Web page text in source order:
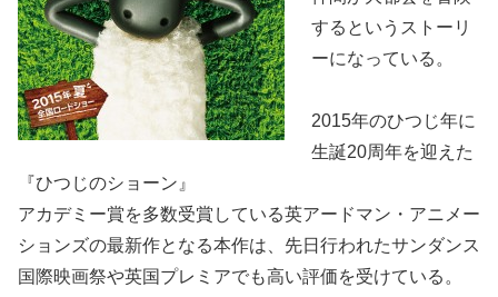
するというストーリ
ーになっている。
2015年のひつじ年に
生誕20周年を迎えた
『ひつじのショーン』
アカデミー賞を多数受賞している英アードマン・アニメー
ションズの最新作となる本作は、先日行われたサンダンス
国際映画祭や英国プレミアでも高い評価を受けている。